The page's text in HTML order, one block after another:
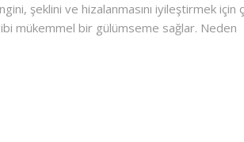
şeklini ve hizalanmasını iyileştirmek
mükemmel bir gülümseme sağlar. Neden